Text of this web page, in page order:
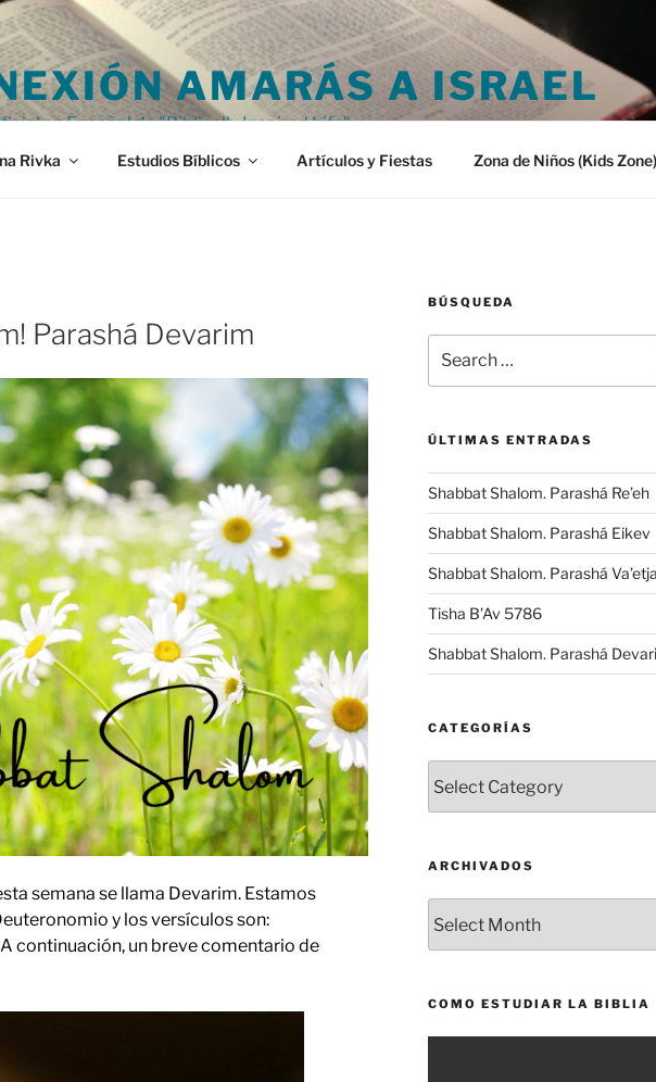
AMARÁS A ISRAEL
en Español de "Biblically Inspired Life"
Rivka Estudios Bíblicos Artículos y Fiestas Zona de Niños (Kids Zone)
Parashá Devarim
semana se llama Devarim. Estamos
y los versículos son:
A continuación, un breve comentario de
BÚSQUEDA
for:
ÚLTIMAS ENTRADAS
Shabbat Shalom. Parashá Re’eh
Shabbat Shalom. Parashá Eikev
Shabbat Shalom. Parashá
Tisha B’Av 5786
Shabbat Shalom. Parashá
CATEGORÍAS
ARCHIVADOS
COMO ESTUDIAR LA BIBLIA